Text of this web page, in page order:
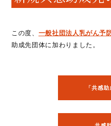
この度、 一般社団法人乳がん予
助成先団体に加わりました。
「共感